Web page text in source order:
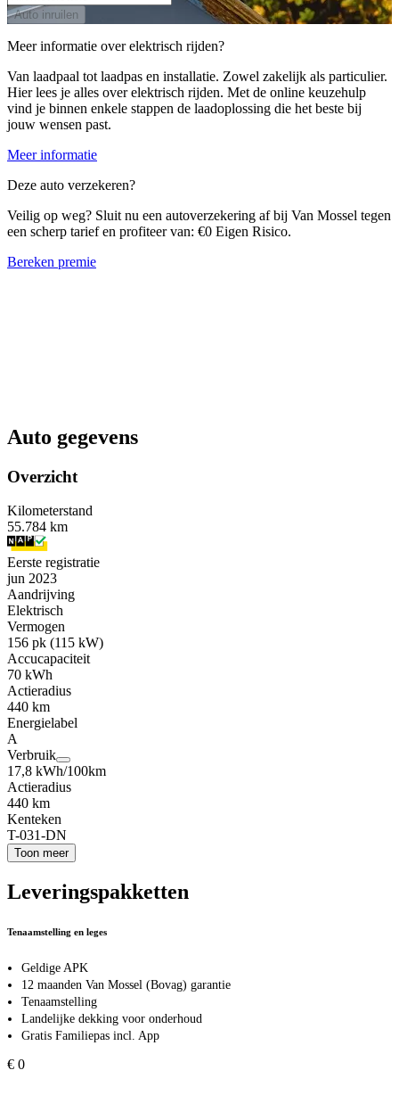
Auto inruilen
Meer informatie over elektrisch rijden?
Van laadpaal tot laadpas en installatie. Zowel zakelijk als particulier.
Hier lees je alles over elektrisch rijden. Met de online keuzehulp
vind je binnen enkele stappen de laadoplossing die het beste bij
jouw wensen past.
Meer informatie
Deze auto verzekeren?
Veilig op weg? Sluit nu een autoverzekering af bij Van Mossel tegen
een scherp tarief en profiteer van: €0 Eigen Risico.
Bereken premie
Auto gegevens
Overzicht
Kilometerstand
55.784 km
Eerste registratie
jun 2023
Aandrijving
Elektrisch
Vermogen
156 pk (115 kW)
Accucapaciteit
70 kWh
Actieradius
440 km
Energielabel
A
Verbruik
17,8 kWh/100km
Actieradius
440 km
Kenteken
T-031-DN
Toon meer
Leveringspakketten
Tenaamstelling en leges
Geldige APK
12 maanden Van Mossel (Bovag) garantie
Tenaamstelling
Landelijke dekking voor onderhoud
Gratis Familiepas incl. App
€ 0